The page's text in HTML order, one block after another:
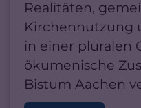
Realitäten,
Kirchennutzung
in einer pluralen
ökumenische
Bistum Aachen